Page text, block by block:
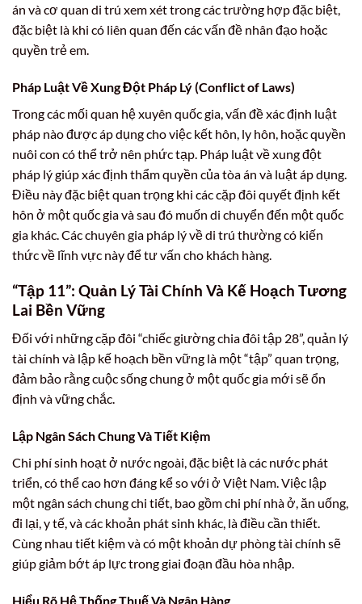
án và cơ quan di trú xem xét trong các trường hợp đặc biệt,
đặc biệt là khi có liên quan đến các vấn đề nhân đạo hoặc
quyền trẻ em.
Pháp Luật Về Xung Đột Pháp Lý (Conflict of Laws)
Trong các mối quan hệ xuyên quốc gia, vấn đề xác định luật
pháp nào được áp dụng cho việc kết hôn, ly hôn, hoặc quyền
nuôi con có thể trở nên phức tạp. Pháp luật về xung đột
pháp lý giúp xác định thẩm quyền của tòa án và luật áp dụng.
Điều này đặc biệt quan trọng khi các cặp đôi quyết định kết
hôn ở một quốc gia và sau đó muốn di chuyển đến một quốc
gia khác. Các chuyên gia pháp lý về di trú thường có kiến
thức về lĩnh vực này để tư vấn cho khách hàng.
“Tập 11”: Quản Lý Tài Chính Và Kế Hoạch Tương
Lai Bền Vững
Đối với những cặp đôi “chiếc giường chia đôi tập 28”, quản lý
tài chính và lập kế hoạch bền vững là một “tập” quan trọng,
đảm bảo rằng cuộc sống chung ở một quốc gia mới sẽ ổn
định và vững chắc.
Lập Ngân Sách Chung Và Tiết Kiệm
Chi phí sinh hoạt ở nước ngoài, đặc biệt là các nước phát
triển, có thể cao hơn đáng kể so với ở Việt Nam. Việc lập
một ngân sách chung chi tiết, bao gồm chi phí nhà ở, ăn uống,
đi lại, y tế, và các khoản phát sinh khác, là điều cần thiết.
Cùng nhau tiết kiệm và có một khoản dự phòng tài chính sẽ
giúp giảm bớt áp lực trong giai đoạn đầu hòa nhập.
Hiểu Rõ Hệ Thống Thuế Và Ngân Hàng